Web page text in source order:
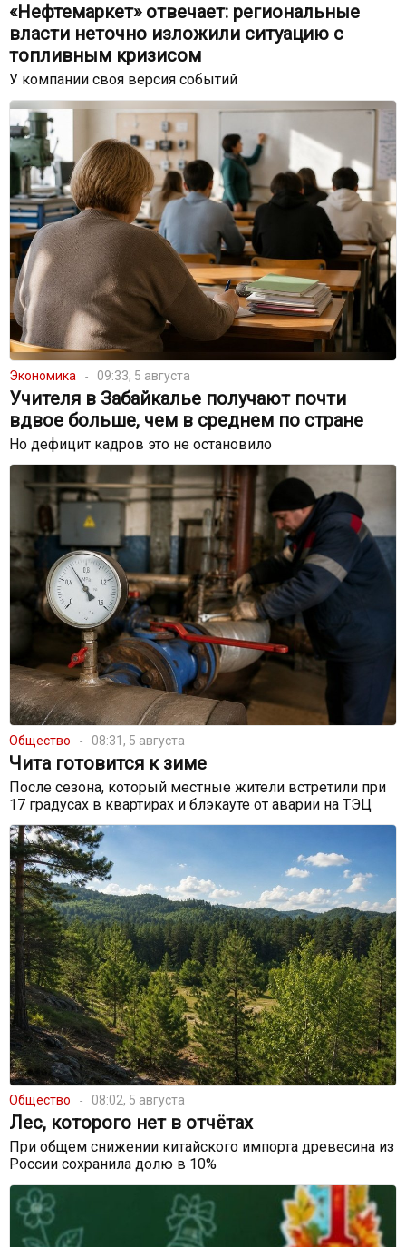
«Нефтемаркет» отвечает: региональные
власти неточно изложили ситуацию с
топливным кризисом
У компании своя версия событий
Экономика 09:33, 5 августа
Учителя в Забайкалье получают почти
вдвое больше, чем в среднем по стране
Но дефицит кадров это не остановило
Общество 08:31, 5 августа
Чита готовится к зиме
После сезона, который местные жители встретили при
17 градусах в квартирах и блэкауте от аварии на ТЭЦ
Общество 08:02, 5 августа
Лес, которого нет в отчётах
При общем снижении китайского импорта древесина из
России сохранила долю в 10%